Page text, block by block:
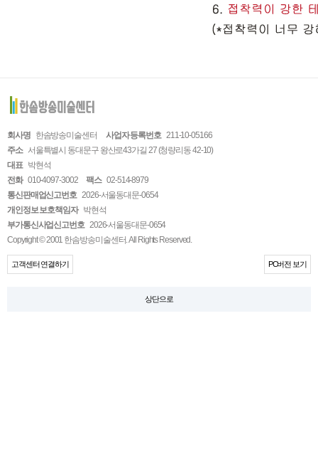
회사명 한솜방송미술센터 사업자 등록번호 211-10-05166
주소 서울특별시 동대문구 왕산로43가길 27 (청량리동 42-10)
대표 박현석
전화 010-4097-3002 팩스 02-514-8979
통신판매업신고번호 2026-서울동대문-0654
개인정보 보호책임자 박현석
부가통신사업신고번호 2026-서울동대문-0654
Copyright © 2001 한솜방송미술센터. All Rights Reserved.
고객센터 연결하기 PC버전 보기
상단으로